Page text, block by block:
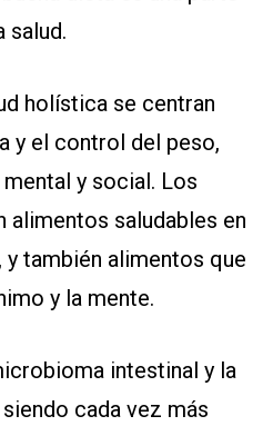
salud.
holística se centran
y el control del peso,
y social. Los
alimentos saludables en
también alimentos que
y la mente.
intestinal y la
cada vez más